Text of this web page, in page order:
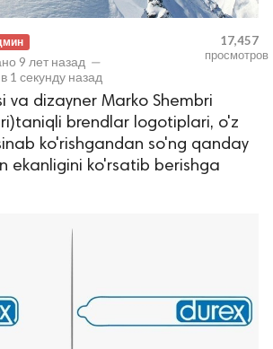
9 лет назад —
1 секунду назад
17,457
просмотров
va dizayner Marko Shembri
brendlar logotiplari, o'z
ko'rishgandan so'ng qanday
ekanligini ko'rsatib berishga